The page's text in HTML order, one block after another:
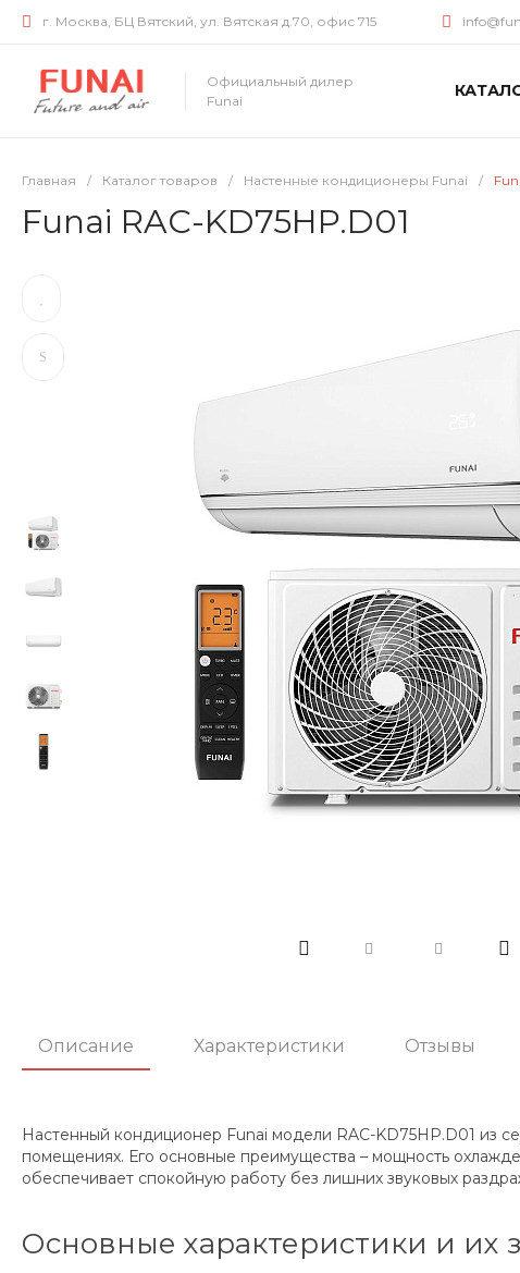
г. Москва, БЦ Вятский, ул. Вятская д.70, офис 715
Официальный дилер
Funai
Главная / Каталог товаров / Настенные кондиционеры Funai /
Funai RAC-KD75HP.D01
Описание Характеристики Отзывы
Настенный кондиционер Funai модели RAC-KD75HP.D01 из
помещениях. Его основные преимущества – мощность
обеспечивает спокойную работу без лишних звуковых
Основные характеристики и их